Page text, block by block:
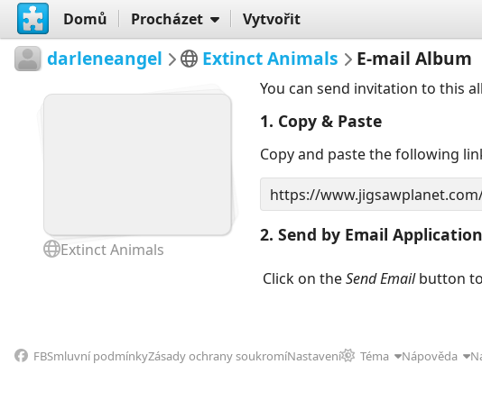
Domů Procházet Vytvořit
darleneangel Extinct Animals E-mail Album
Extinct Animals
You can send invitation to this
1. Copy & Paste
Copy and paste the following
2. Send by Email Application
Click on theSend Emailbutton to
FBSmluvní podmínkyZásady ochrany soukromíNastavení Téma Nápověda